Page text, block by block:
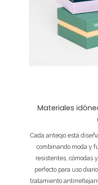
Materiales
Cada anteojo está
combinando moda y
resistentes, cómodas
perfecto para uso
tratamiento